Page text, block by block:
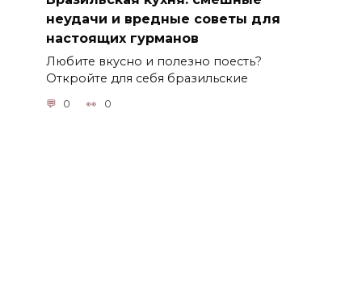
неудачи и вредные советы для
настоящих гурманов
Любите вкусно и полезно поесть?
Откройте для себя бразильские
0 0